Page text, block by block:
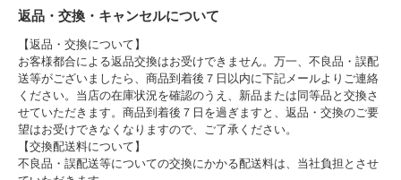
返品・交換・キャンセルについて
【返品・交換について】
お客様都合による返品交換はお受けできません。万一、不良品・誤配
送等がございましたら、商品到着後７日以内に下記メールよりご連絡
ください。当店の在庫状況を確認のうえ、新品または同等品と交換さ
せていただきます。商品到着後７日を過ぎますと、返品・交換のご要
望はお受けできなくなりますので、ご了承ください。
【交換配送料について】
不良品・誤配送等についての交換にかかる配送料は、当社負担とさせ